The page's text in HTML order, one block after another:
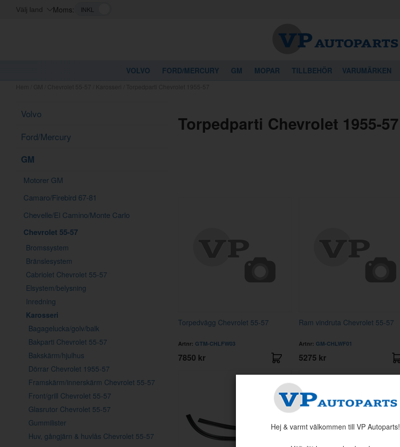
Välj land Moms:
VOLVO FORD/MERCURY GM MOPAR TILLBEHÖR VARUMÄRKEN
Volvo
Ford/Mercury
GM
Motorer GM
Camaro/Firebird 67-81
Chevelle/El Camino/Monte Carlo
Chevrolet 55-57
Bromssystem
Bränslesystem
Cabriolet Chevrolet 55-57
Elsystem/belysning
Inredning
Karosseri
Bagagelucka/golv/balk
Bakparti Chevrolet 55-57
Bakskärm/hjulhus
Dörrar Chevrolet 1955-57
Framskärm/innerskärm Chevrolet 55-57
Front/grill Chevrolet 55-57
Glasrutor Chevrolet 55-57
Gummilister
Huv, gångjärn & huvlås Chevrolet 55-57
Torpedparti Chevrolet 1955-57
Torpedvägg Chevrolet 55-57
Artnr: GTM-CHLFW03
7850 kr
Ram vindruta Chevrolet 55-57
Artnr: GM-CHLWF01
5275 kr
Hej & varmt välkommen till VP Autoparts!